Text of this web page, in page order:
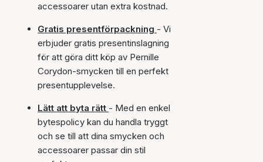
accessoarer utan extra kostnad.
Gratis presentförpackning - Vi
erbjuder gratis presentinslagning
för att göra ditt köp av Pernille
Corydon-smycken till en perfekt
presentupplevelse.
Lätt att byta rätt - Med en enkel
bytespolicy kan du handla tryggt
och se till att dina smycken och
accessoarer passar din stil